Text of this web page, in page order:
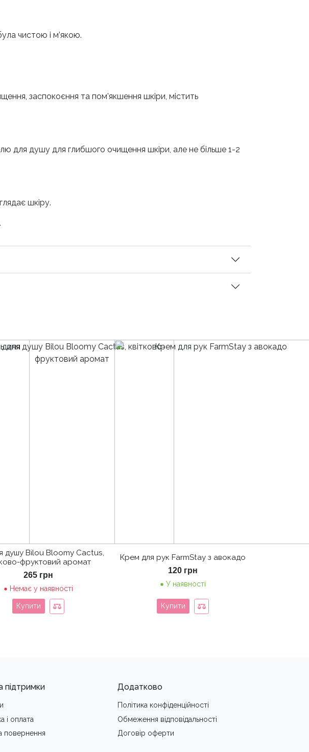
чистою і м’якою.
заспокоєння та пом’якшення шкіри, містить
для душу для глибшого очищення шкіри, але не більше 1-2
шкіру.
душу Bilou Bloomy Cactus,
фруктовий аромат
265 грн
Немає у наявності
Купити
Крем для рук FarmStay з авокадо
120 грн
У наявності
Купити
підтримки
i оплата
повернення
Додатково
Політика конфіденційності
Обмеження вiдповiдальностi
Договір оферти